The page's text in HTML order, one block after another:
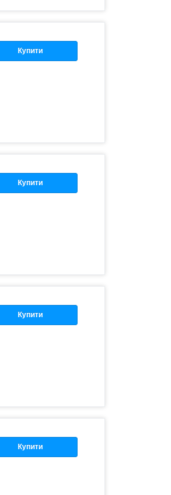
Купити
Купити
Купити
Купити